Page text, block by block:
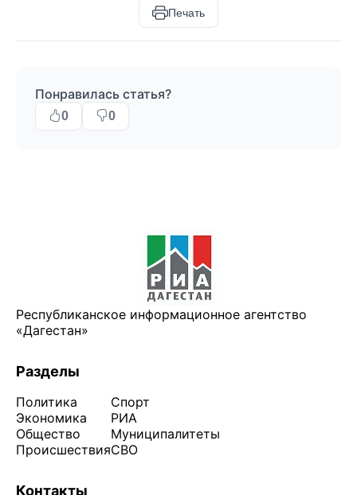
Печать
Понравилась статья?
0 0
Республиканское информационное агентство
«Дагестан»
Разделы
Политика
Экономика
Общество
Происшествия
Спорт
РИА
Муниципалитеты
СВО
Контакты